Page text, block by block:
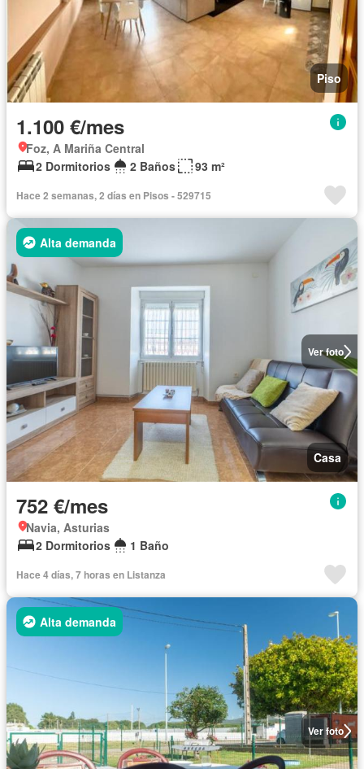
Piso
1.100 €/mes
Foz, A Mariña Central
2 Dormitorios
2 Baños 93 m²
Hace 2 semanas, 2 días en Pisos - 529715
Ver foto
Alta demanda
Casa
752 €/mes
Navia, Asturias
2 Dormitorios
1 Baño
Hace 4 días, 7 horas en Listanza
Ver foto
Alta demanda